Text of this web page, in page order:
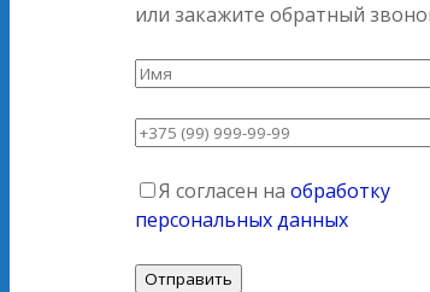
или закажите обратный
Я согласен на обработку
персональных данных